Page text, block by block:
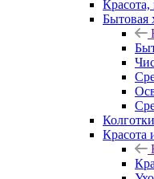
Бытовая
Красота